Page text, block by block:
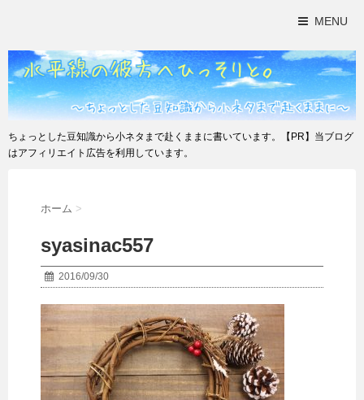
MENU
ちょっとした豆知識から小ネタまで赴くままに書いています。【PR】当ブログ
はアフィリエイト広告を利用しています。
ホーム >
syasinac557
2016/09/30